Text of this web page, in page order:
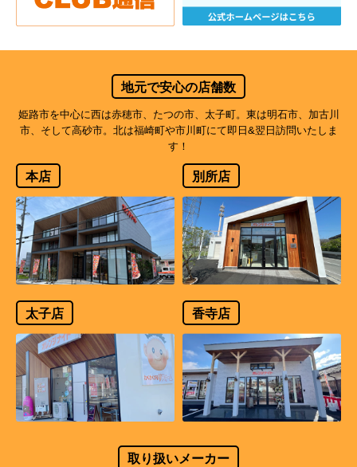
地元で安心の店舗数
姫路市を中心に西は赤穂市、たつの市、太子町。東は明石市、加古川
市、そして高砂市。北は福崎町や市川町にて即日&翌日訪問いたしま
す！
本店 別所店
太子店 香寺店
取り扱いメーカー